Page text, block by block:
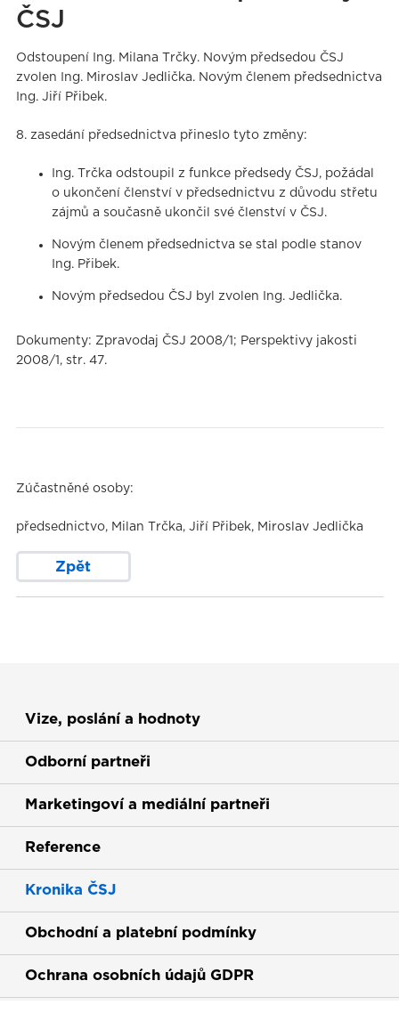
ČSJ
Odstoupení Ing. Milana Trčky. Novým předsedou ČSJ
zvolen Ing. Miroslav Jedlička. Novým členem předsednictva
Ing. Jiří Přibek.
8. zasedání předsednictva přineslo tyto změny:
Ing. Trčka odstoupil z funkce předsedy ČSJ, požádal
o ukončení členství v předsednictvu z důvodu střetu
zájmů a současně ukončil své členství v ČSJ.
Novým členem předsednictva se stal podle stanov
Ing. Přibek.
Novým předsedou ČSJ byl zvolen Ing. Jedlička.
Dokumenty: Zpravodaj ČSJ 2008/1; Perspektivy jakosti
2008/1, str. 47.
Zúčastněné osoby:
předsednictvo, Milan Trčka, Jiří Přibek, Miroslav Jedlička
Zpět
Vize, poslání a hodnoty
Odborní partneři
Marketingoví a mediální partneři
Reference
Kronika ČSJ
Obchodní a platební podmínky
Ochrana osobních údajů GDPR